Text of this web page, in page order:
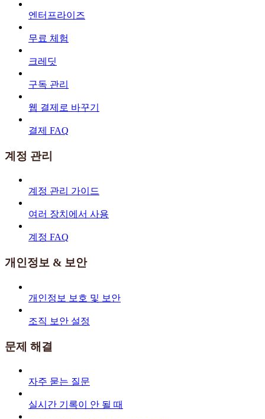
엔터프라이즈
무료 체험
크레딧
구독 관리
웹 결제로 바꾸기
결제 FAQ
계정 관리
계정 관리 가이드
여러 장치에서 사용
계정 FAQ
개인정보 & 보안
개인정보 보호 및 보안
조직 보안 설정
문제 해결
자주 묻는 질문
실시간 기록이 안 될 때